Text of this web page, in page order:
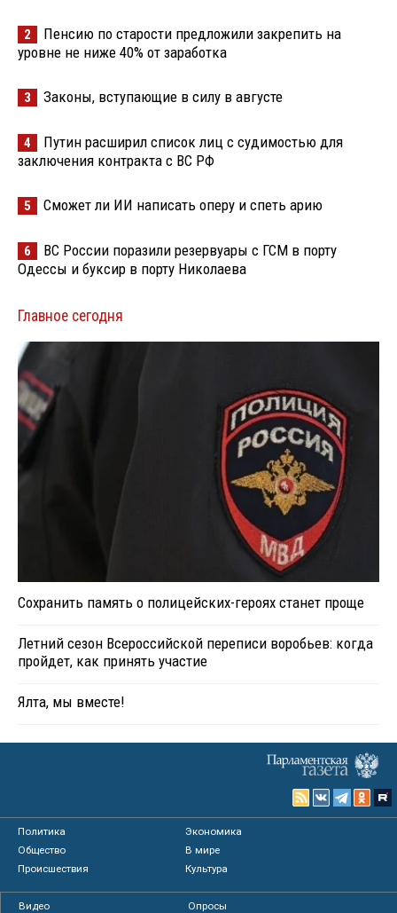
2
Пенсию по старости предложили закрепить на
уровне не ниже 40% от заработка
3 Законы, вступающие в силу в августе
4
Путин расширил список лиц с судимостью для
заключения контракта с ВС РФ
5 Сможет ли ИИ написать оперу и спеть арию
6
ВС России поразили резервуары с ГСМ в порту
Одессы и буксир в порту Николаева
Главное сегодня
Сохранить память о полицейских-героях станет проще
Летний сезон Всероссийской переписи воробьев: когда
пройдет, как принять участие
Ялта, мы вместе!
Политика
Экономика
Общество
В мире
Происшествия
Культура
Видео
Опросы